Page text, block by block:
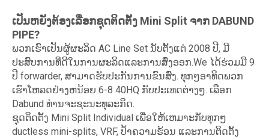
ເປັນຫຍັງຕ້ອງເລືອກຊຸດຕິດຕັ້ງ Mini Split ຈາກ DABUND
PIPE?
ພວກເຮົາເປັນຜູ້ຜະລິດ AC Line Set ນັບຕັ້ງແຕ່ 2008 ປີ, ມີ
ປະສົບການທີ່ດີໃນການຜະລິດແລະການສົ່ງອອກ.We ໄດ້ຮ່ວມມື 9
ປີ forwarder, ສາມາດຮັບປະກັນການຂົນສົ່ງ. ທຸກໆອາທິດພວກ
ເຮົາໂຫລດຢ່າງຫນ້ອຍ 6-8 40HQ ກັບປະເທດຕ່າງໆ. ເລືອກ
Dabund ທ່ານຈະຊະນະທຸລະກິດ.
ຊຸດຕິດຕັ້ງ Mini Split Individual ເພື່ອໃຫ້ເຫມາະກັບທຸກໆ
ductless mini-splits, VRF, ປໍ້າຄວາມຮ້ອນ ແລະການຕິດຕັ້ງ